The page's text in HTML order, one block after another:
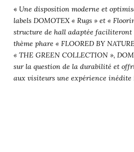
« Une disposition moderne et
labels DOMOTEX « Rugs » et «
structure de hall adaptée faciliteront
thème phare « FLOORED BY
« THE GREEN COLLECTION »,
sur la question de la durabilité et
aux visiteurs une expérience inédite